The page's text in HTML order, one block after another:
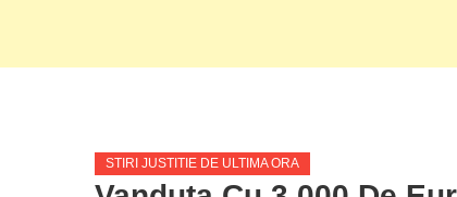
STIRI JUSTITIE DE ULTIMA ORA